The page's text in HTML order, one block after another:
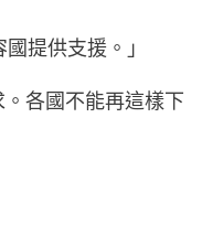
提供支援。」
各國不能再這樣下